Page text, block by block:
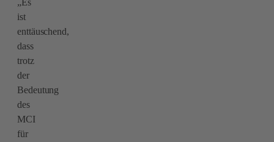
ist
enttäuschend,
dass
trotz
der
Bedeutung
des
MCI
für